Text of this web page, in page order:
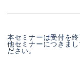
本セミナーは受付を終
他セミナーにつきま
ださい。